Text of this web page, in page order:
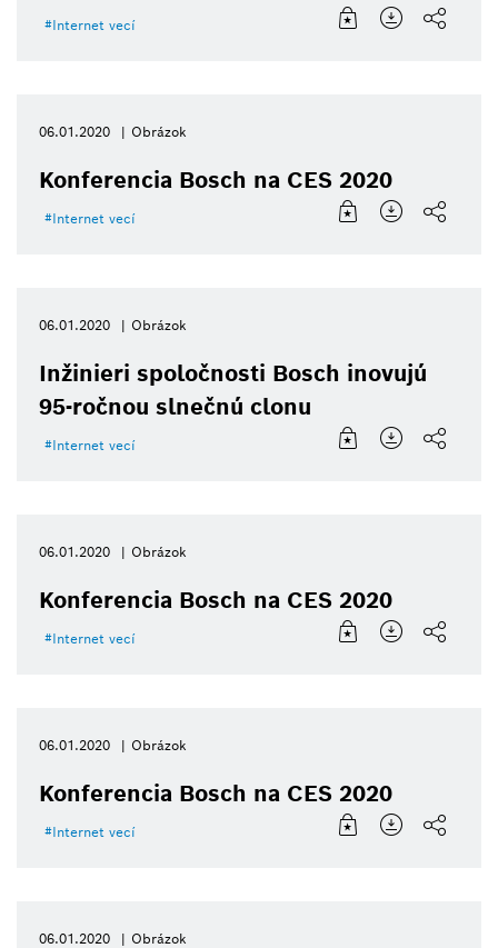
Internet vecí
06.01.2020 Obrázok
Konferencia Bosch na CES 2020
Internet vecí
06.01.2020 Obrázok
Inžinieri spoločnosti Bosch inovujú
95-ročnou slnečnú clonu
Internet vecí
06.01.2020 Obrázok
Konferencia Bosch na CES 2020
Internet vecí
06.01.2020 Obrázok
Konferencia Bosch na CES 2020
Internet vecí
06.01.2020 Obrázok